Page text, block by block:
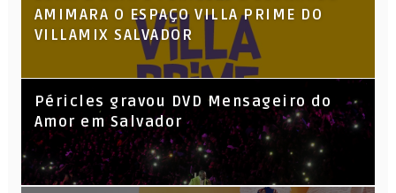
AMIMARA O ESPAÇO VILLA PRIME DO
VILLAMIX SALVADOR
Péricles gravou DVD Mensageiro do
Amor em Salvador